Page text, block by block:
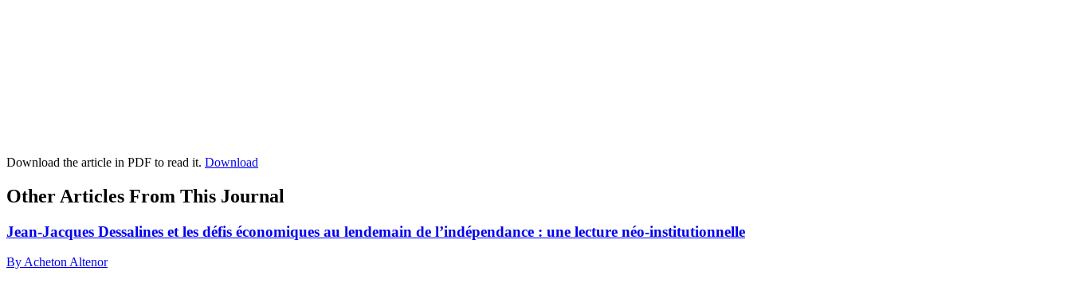
Download the article in PDF to read it. Download
Other Articles From This Journal
Jean-Jacques Dessalines et les défis économiques au lendemain de l’indépendance : une lecture néo-institutionnelle
By Acheton Altenor